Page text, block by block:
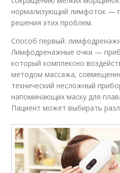
нормализующий лимфоток —
решения этих проблем.
Способ первый:
Лимфодренажные очки —
который комплексно
методом массажа,
технический несложный
напоминающих маску для
Пациент может выбирать